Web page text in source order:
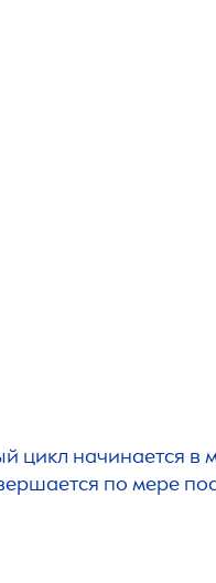
цикл начинается в
по мере